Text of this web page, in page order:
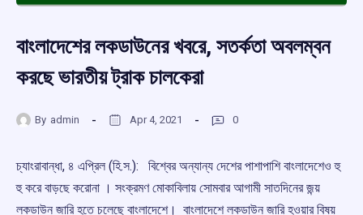
বাংলাদেশের লকডাউনের খবরে, সতর্কতা অবলম্বন
করছে ভারতীয় ট্রাক চালকেরা
By admin Apr 4, 2021 0
চ্যাংরাবান্ধা, ৪ এপ্রিল (হি.স.): বিশ্বের অন্যান্য দেশের পাশাপাশি বাংলাদেশেও হু
হু করে বাড়ছে করোনা । সংক্রমণ মোকাবিলায় সোমবার আগামী সাতদিনের জন্য়
লকডাউন জারি হতে চলেছে বাংলাদেশে। বাংলাদেশে লকডাউন জারি হওয়ার বিষয়